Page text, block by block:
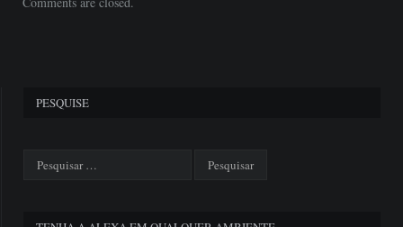
PESQUISE